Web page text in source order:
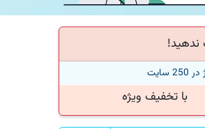
با تخفیف ویژه